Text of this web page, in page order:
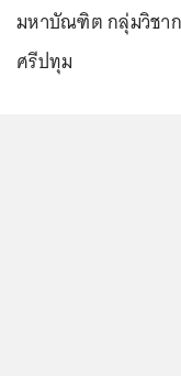
มหาบัณฑิต กลุ่มวิชา
ศรีปทุม